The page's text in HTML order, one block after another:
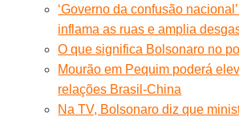
‘Governo da confusão
inflama as ruas e amplia
O que significa Bolsonaro no
Mourão em Pequim poderá
relações Brasil-China
Na TV, Bolsonaro diz que